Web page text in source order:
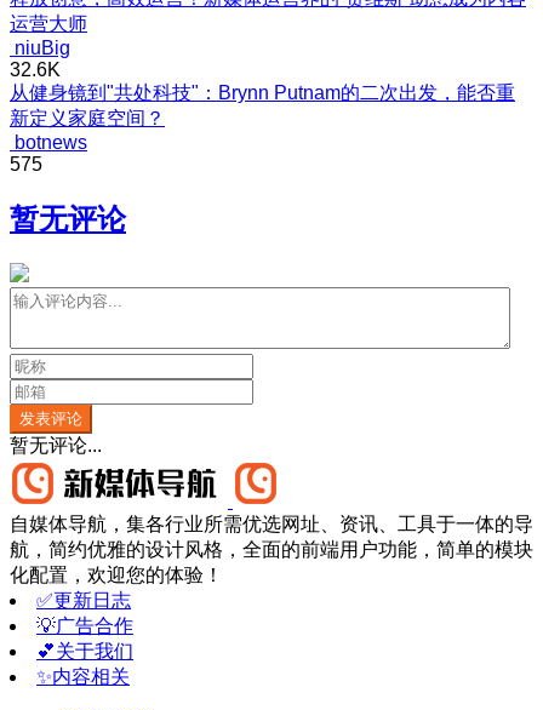
运营大师
niuBig
32.6K
从健身镜到"共处科技"：Brynn Putnam的二次出发，能否重
新定义家庭空间？
botnews
575
暂无评论
发表评论
暂无评论...
自媒体导航，集各行业所需优选网址、资讯、工具于一体的导
航，简约优雅的设计风格，全面的前端用户功能，简单的模块
化配置，欢迎您的体验！
✅更新日志
💡广告合作
💕关于我们
✨内容相关